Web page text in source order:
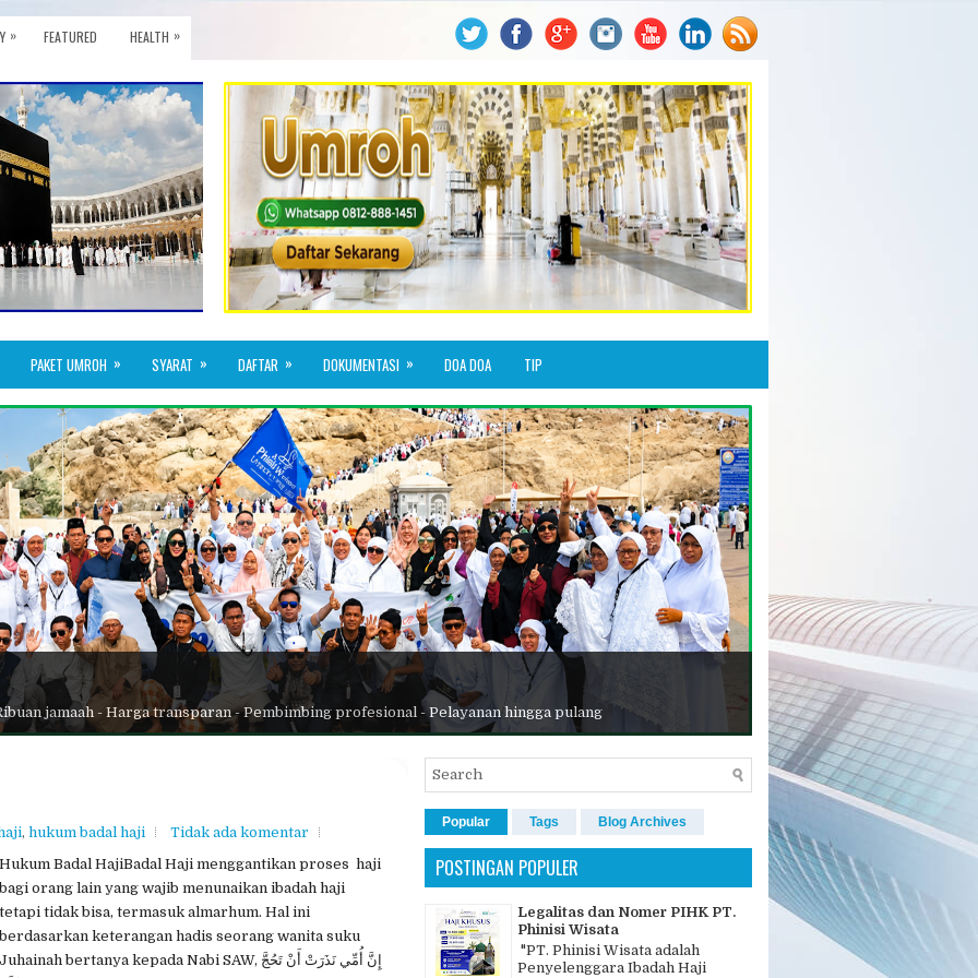
» FEATURED HEALTH »
PAKET UMROH » SYARAT » DAFTAR » DOKUMENTASI » DOA DOA TIP
jamaah - Harga transparan - Pembimbing profesional - Pelayanan hingga pulang
, hukum badal haji
Tidak ada komentar
Hukum Badal HajiBadal Haji menggantikan proses haji
bagi orang lain yang wajib menunaikan ibadah haji
tetapi tidak bisa, termasuk almarhum. Hal ini
berdasarkan keterangan hadis seorang wanita suku
Juhainah bertanya kepada Nabi SAW, إِنَّ أُمِّي نَذَرَتْ أَنْ تَحُجَّ
Popular Tags Blog Archives
POSTINGAN POPULER
Legalitas dan Nomer PIHK PT.
Phinisi Wisata
"PT. Phinisi Wisata adalah
Penyelenggara Ibadah Haji